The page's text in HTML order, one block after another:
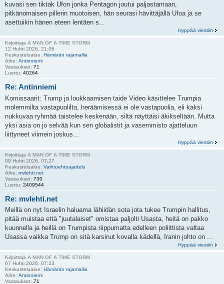
kuvasi sen tiktak Ufon jonka Pentagon joutui paljastamaan,
pitkänomaisen pillerin muotoisen, hän seurasi hävittäjällä Ufoa ja se
asettuikin hänen eteen lentäen s...
Hyppää viestiin
Kirjoittaja A MAN OF A TIME STORM
12 Huhti 2026, 21:06
Keskustelualue: Hämärän rajamailla
Aihe: Antinniemi
Vastaukset: 71
Luettu: 40264
Re: Antinniemi
Komissaarit: Trump ja loukkaamisen taide Video käsittelee Trumpia
molemmilta vastapuolilta, heräämisessä ei ole vastapuolia, eli kaksi
nukkuvaa ryhmää taistelee keskenään, siltä näyttäisi äkikseltään. Mutta
yksi asia on jo selvää kun sen globalistit ja vasemmisto ajatteluun
liittyneet viimein joskus...
Hyppää viestiin
Kirjoittaja A MAN OF A TIME STORM
09 Huhti 2026, 07:27
Keskustelualue: Vaihtoehtoajattelu
Aihe: mvlehti.net
Vastaukset: 730
Luettu: 2409544
Re: mvlehti.net
Meillä on nyt Israelin haluama lähiidän sota jota tukee Trumpin hallitus,
pitää muistaa että "juutalaiset" omistaa paljolti Usasta, heitä on pakko
kuunnella ja heillä on Trumpista riippumatta edelleen poliittista valtaa
Usassa vaikka Trump on sitä karsinut kovalla kädellä, Iranin johto on ...
Hyppää viestiin
Kirjoittaja A MAN OF A TIME STORM
07 Huhti 2026, 07:23
Keskustelualue: Hämärän rajamailla
Aihe: Antinniemi
Vastaukset: 71